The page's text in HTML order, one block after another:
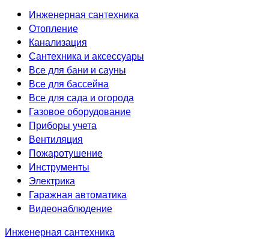
Инженерная сантехника
Отопление
Канализация
Сантехника и аксессуары
Все для бани и сауны
Все для бассейна
Все для сада и огорода
Газовое оборудование
Приборы учета
Вентиляция
Пожаротушение
Инструменты
Электрика
Гаражная автоматика
Видеонаблюдение
Инженерная сантехника